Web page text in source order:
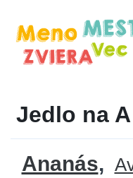
Jedlo na A
Ananás